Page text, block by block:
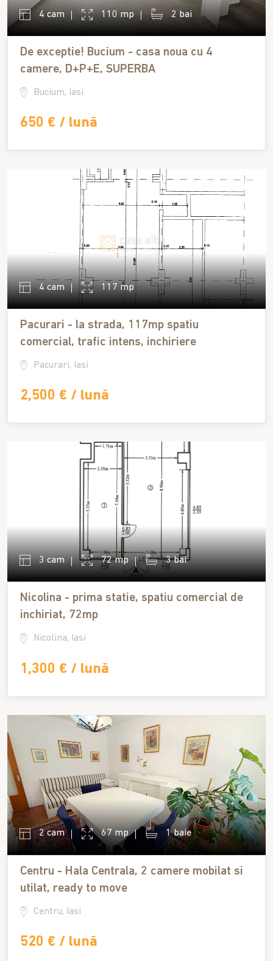
4 cam 110 mp 2 bai
De exceptie! Bucium - casa noua cu 4
camere, D+P+E, SUPERBA
Bucium, Iasi
650 € / lună
4 cam 117 mp
Pacurari - la strada, 117mp spatiu
comercial, trafic intens, inchiriere
Pacurari, Iasi
2,500 € / lună
3 cam 72 mp 3 bai
Nicolina - prima statie, spatiu comercial de
inchiriat, 72mp
Nicolina, Iasi
1,300 € / lună
2 cam 67 mp 1 baie
Centru - Hala Centrala, 2 camere mobilat si
utilat, ready to move
Centru, Iasi
520 € / lună